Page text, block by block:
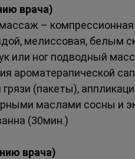
врача)
– компрессионная
мелиссовая, белым
или ног подводный
ароматерапической
(пакеты),
маслами сосны и
(30мин.)
врача)